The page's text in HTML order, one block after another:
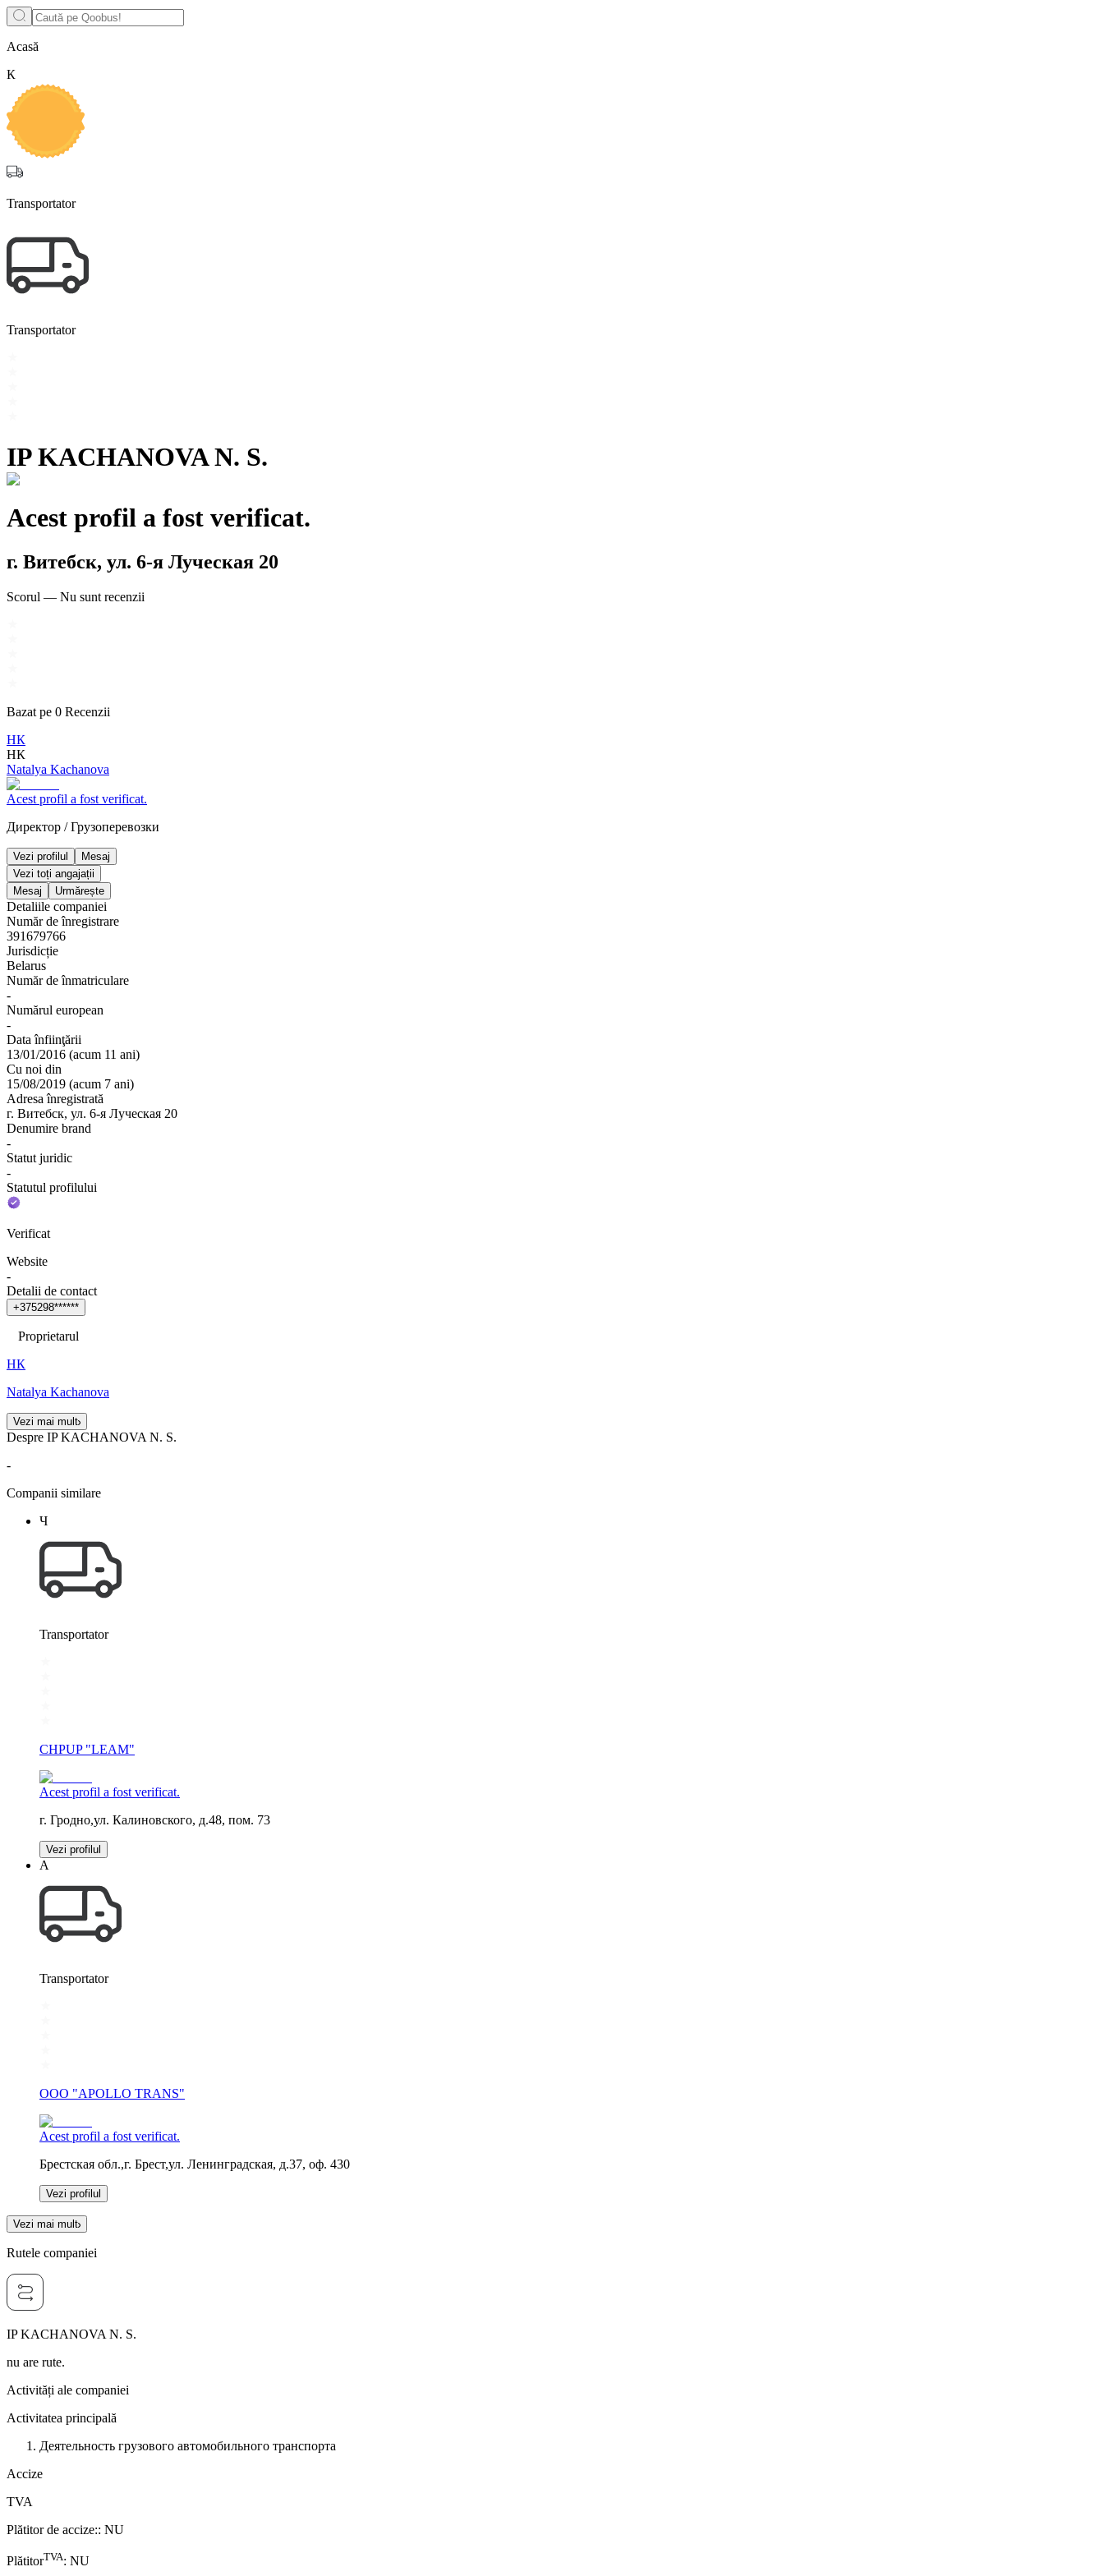
Acasă
К
Transportator
Transportator
IP KACHANOVA N. S.
Acest profil a fost verificat.
г. Витебск, ул. 6-я Луческая 20
Scorul — Nu sunt recenzii
Bazat pe 0 Recenzii
НК
НК
Natalya Kachanova
Acest profil a fost verificat.
Директор /Грузоперевозки
Vezi profilul
Mesaj
Vezi toți angajații
Mesaj
Urmărește
Detaliile companiei
Număr de înregistrare
391679766
Jurisdicție
Belarus
Număr de înmatriculare
-
Numărul european
-
Data înfiinţării
13/01/2016 (acum 11 ani)
Cu noi din
15/08/2019 (acum 7 ani)
Adresa înregistrată
г. Витебск, ул. 6-я Луческая 20
Denumire brand
-
Statut juridic
-
Statutul profilului
Verificat
Website
-
Detalii de contact
+375298******
Proprietarul
НК
Natalya Kachanova
Vezi mai mult
Despre IP KACHANOVA N. S.
-
Companii similare
Ч
Transportator
CHPUP "LEAM"
Acest profil a fost verificat.
г. Гродно,ул. Калиновского, д.48, пом. 73
Vezi profilul
А
Transportator
OOO "APOLLO TRANS"
Acest profil a fost verificat.
Брестская обл.,г. Брест,ул. Ленинградская, д.37, оф. 430
Vezi profilul
Vezi mai mult
Rutele companiei
IP KACHANOVA N. S.
nu are rute.
Activități ale companiei
Activitatea principală
Деятельность грузового автомобильного транспорта
Accize
TVA
Plătitor de accize:: NU
PlătitorTVA: NU